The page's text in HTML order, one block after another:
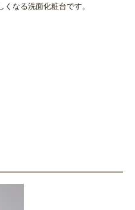
なる洗面化粧台です。